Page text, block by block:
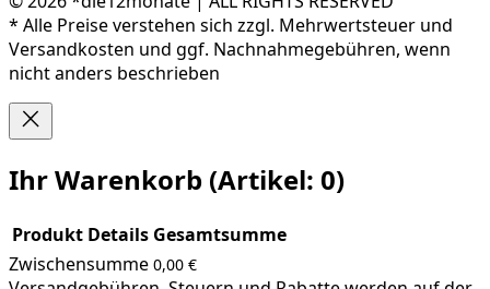
* Alle Preise verstehen sich zzgl. Mehrwertsteuer und
Versandkosten und ggf. Nachnahmegebühren, wenn
nicht anders beschrieben
Ihr Warenkorb (Artikel: 0)
Produkt Details Gesamtsumme
Zwischensumme 0,00 €